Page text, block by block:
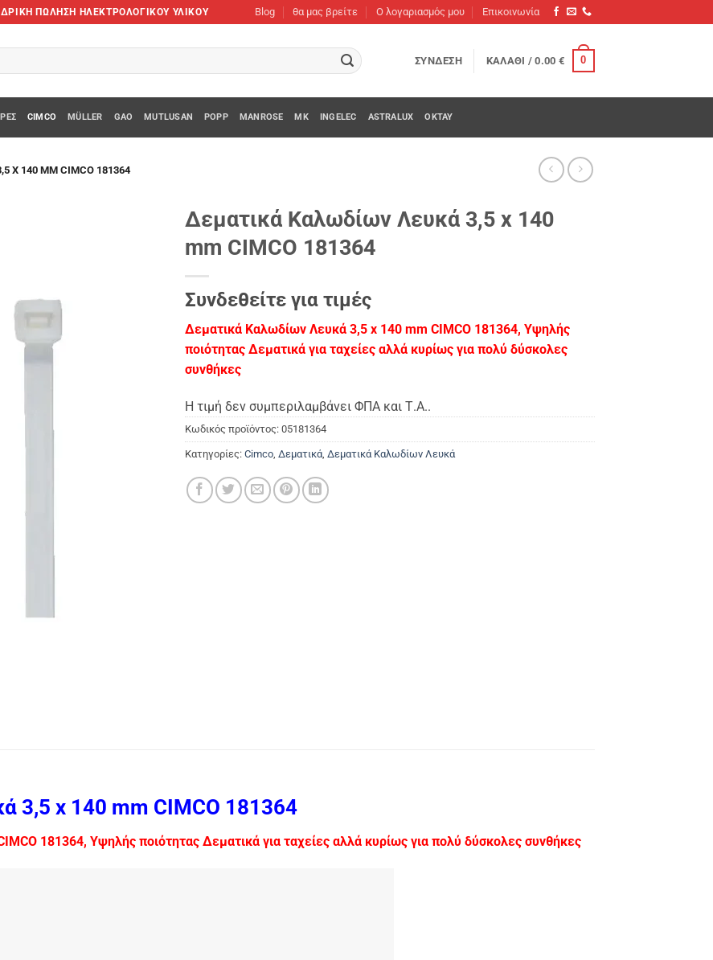
ΠΩΛΗΣΗ ΗΛΕΚΤΡΟΛΟΓΙΚΟΥ ΥΛΙΚΟΥ Blog θα μας βρείτε O λογαριασμός μου Επικοινωνία
ΣΎΝΔΕΣΗ ΚΑΛΆΘΙ /0.00 € 0
CIMCO MÜLLER GAO MUTLUSAN POPP MANROSE MK INGELEC ASTRALUX OKTAY
140 MM CIMCO 181364
Δεματικά Καλωδίων Λευκά 3,5 x 140
mm CIMCO 181364
Συνδεθείτε για τιμές
Δεματικά Καλωδίων Λευκά 3,5 x 140 mm CIMCO 181364, Υψηλής
ποιότητας Δεματικά για ταχείες αλλά κυρίως για πολύ δύσκολες
συνθήκες
Η τιμή δεν συμπεριλαμβάνει ΦΠΑ και Τ.Α..
Κωδικός προϊόντος: 05181364
Κατηγορίες: Cimco Δεματικά Δεματικά Καλωδίων Λευκά
3,5 x 140 mm CIMCO 181364
181364, Υψηλής ποιότητας Δεματικά για ταχείες αλλά κυρίως για πολύ δύσκολες συνθήκες